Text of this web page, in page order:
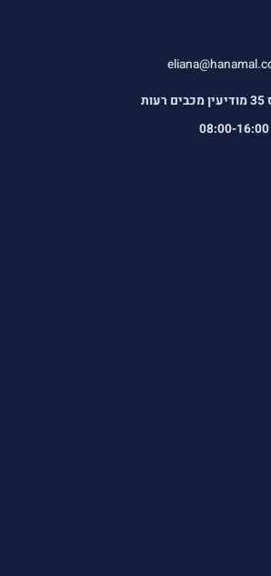
08:00-16:00